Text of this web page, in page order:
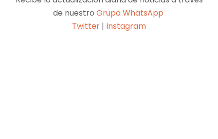
de nuestro Grupo WhatsApp
Twitter | Instagram